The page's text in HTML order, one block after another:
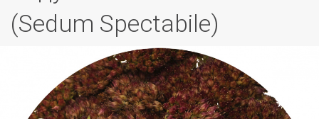
(Sedum Spectabile)